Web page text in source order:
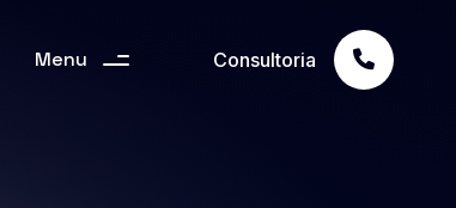
Menu Consultoria